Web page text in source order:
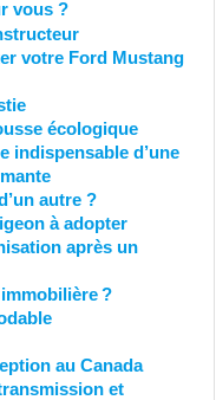
vous ?
votre Ford Mustang
écologique
indispensable d’une
autre ?
à adopter
après un
?
au Canada
et